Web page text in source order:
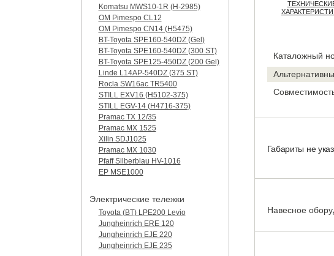
Каталожный
Габариты не
Навесное
Komatsu MWS10-1R (Н-2985)
OM Pimespo CL12
OM Pimespo CN14 (Н5475)
BT-Toyota SPE160-540DZ (Gel)
BT-Toyota SPE160-540DZ (300 ST)
BT-Toyota SPE125-450DZ (200 Gel)
Linde L14AP-540DZ (375 ST)
Rocla SW16ac TR5400
STILL EXV16 (H5102-375)
STILL EGV-14 (H4716-375)
Pramac TX 12/35
Pramac MX 1525
Xilin SDJ1025
Pramac MX 1030
Pfaff Silberblau HV-1016
EP MSE1000
Электрические тележки
Toyota (BT) LPE200 Levio
Jungheinrich ERE 120
Jungheinrich EJE 220
Jungheinrich EJE 235